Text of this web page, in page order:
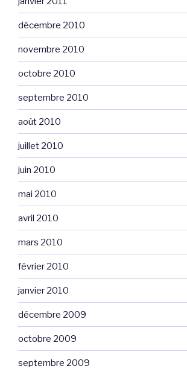
décembre 2010
novembre 2010
octobre 2010
septembre 2010
août 2010
juillet 2010
juin 2010
mai 2010
avril 2010
mars 2010
février 2010
janvier 2010
décembre 2009
octobre 2009
septembre 2009